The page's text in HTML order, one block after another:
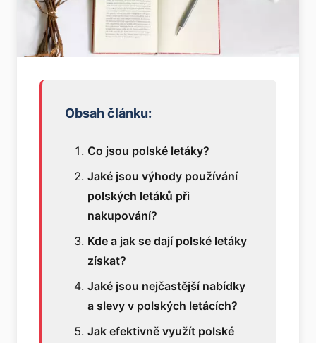
Obsah článku:
Co jsou polské letáky?
Jaké jsou výhody používání
polských letáků při
nakupování?
Kde a jak se dají polské letáky
získat?
Jaké jsou nejčastější nabídky
a slevy v polských letácích?
Jak efektivně využít polské